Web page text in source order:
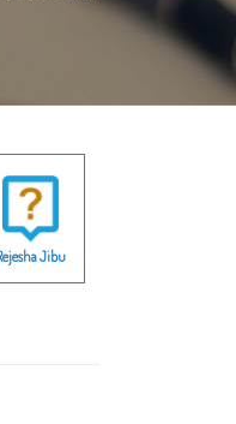
Jibu